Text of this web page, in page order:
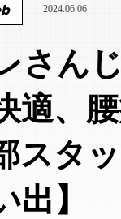
2024.06.06
さん
適、
スタ
出】